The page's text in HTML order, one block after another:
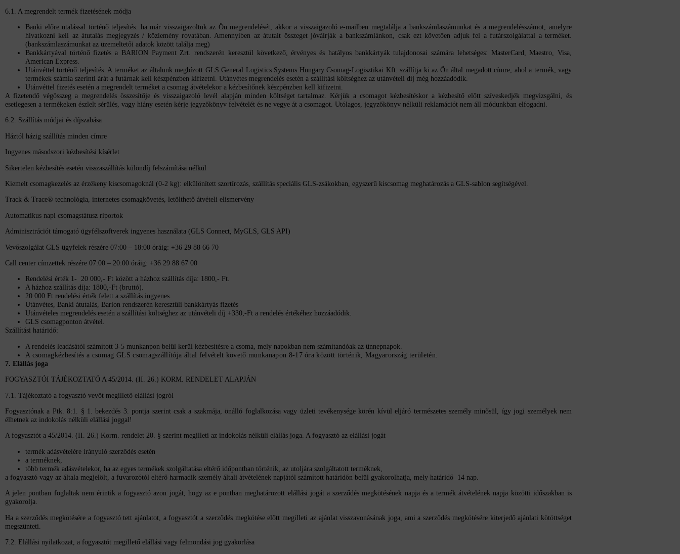
6.1. A megrendelt termék fizetésének módja
Banki előre utalással történő teljesítés: ha már visszaigazoltuk az Ön megrendelését, akkor a visszaigazoló e-mailben megtalálja a bankszámlaszámunkat és a megrendelésszámot, amelyre
hivatkozni kell az átutalás megjegyzés / közlemény rovatában. Amennyiben az átutalt összeget jóváírják a bankszámlánkon, csak ezt követően adjuk fel a futárszolgálattal a terméket.
(bankszámlaszámunkat az üzemeltetői adatok között találja meg)
Bankkártyával történő fizetés a BARION Payment Zrt. rendszerén keresztül következő, érvényes és hatályos bankkártyák tulajdonosai számára lehetséges:
MasterCard, Maestro, Visa,
American Express.
Utánvéttel történő teljesítés: A terméket az általunk megbízott GLS General Logistics Systems Hungary Csomag-Logisztikai Kft. szállítja ki az Ön által megadott címre, ahol a termék, vagy
termékek számla szerinti árát a futárnak kell készpénzben kifizetni. Utánvétes megrendelés esetén a szállítási költséghez az utánvételi díj még hozzáadódik.
Utánvéttel fizetés esetén a megrendelt terméket a csomag átvételekor a kézbesítőnek készpénzben kell kifizetni.
A fizetendő végösszeg a megrendelés összesítője és visszaigazoló levél alapján minden költséget tartalmaz. Kérjük a csomagot kézbesítéskor a kézbesítő előtt szíveskedjék megvizsgálni, és
esetlegesen a termékeken észlelt sérülés, vagy hiány esetén kérje jegyzőkönyv felvételét és ne vegye át a csomagot. Utólagos, jegyzőkönyv nélküli reklamációt nem áll módunkban elfogadni.
6.2. Szállítás módjai és díjszabása
Háztól házig szállítás minden címre
Ingyenes másodszori kézbesítési kísérlet
Sikertelen kézbesítés esetén visszaszállítás különdíj felszámítása nélkül
Kiemelt csomagkezelés az érzékeny kiscsomagoknál (0-2 kg): elkülönített szortírozás, szállítás speciális GLS-zsákokban, egyszerű kiscsomag meghatározás a GLS-sablon segítségével.
Track & Trace® technológia, internetes csomagkövetés, letölthető átvételi elismervény
Automatikus napi csomagstátusz riportok
Adminisztrációt támogató ügyfélszoftverek ingyenes használata (GLS Connect, MyGLS, GLS API)
Vevőszolgálat GLS ügyfelek részére 07:00 – 18:00 óráig: +36 29 88 66 70
Call center címzettek részére 07:00 – 20:00 óráig: +36 29 88 67 00
Rendelési érték 1- 20 000,- Ft között a házhoz szállítás díja: 1800,- Ft.
A házhoz szállítás díja: 1800,-Ft (bruttó).
20 000 Ft rendelési érték felett a szállítás ingyenes.
Utánvétes, Banki átutalás, Barion rendszerén keresztüli bankkártyás fizetés
Utánvételes megrendelés esetén a szállítási költséghez az utánvételi díj +330,-Ft a rendelés értékéhez hozzáadódik.
GLS csomagponton átvétel .
Szállítási határidő:
A rendelés leadásától számított 3-5 munkanpon belül kerül kézbesítésre a csoma, mely napokban nem számítandóak az ünnepnapok.
A csomagkézbesítés a csomag GLS csomagszállítója által felvételt követő munkanapon 8-17 óra között történik, Magyarország területén.
7. Elállás joga
FOGYASZTÓI TÁJÉKOZTATÓ A 45/2014. (II. 26.) KORM. RENDELET ALAPJÁN
7.1. Tájékoztató a fogyasztó vevőt megillető elállási jogról
Fogyasztónak a Ptk. 8:1. § 1. bekezdés 3. pontja szerint csak a szakmája, önálló foglalkozása vagy üzleti tevékenysége körén kívül eljáró természetes személy minősül, így jogi személyek nem
élhetnek az indokolás nélküli elállási joggal!
A fogyasztót a 45/2014. (II. 26.) Korm. rendelet 20. § szerint megilleti az indokolás nélküli elállás joga. A fogyasztó az elállási jogát
termék adásvételére irányuló szerződés esetén
a terméknek,
több termék adásvételekor, ha az egyes termékek szolgáltatása eltérő időpontban történik, az utoljára szolgáltatott terméknek,
a fogyasztó vagy az általa megjelölt, a fuvarozótól eltérő harmadik személy általi átvételének napjától számított határidőn belül gyakorolhatja, mely határidő 14 nap.
A jelen pontban foglaltak nem érintik a fogyasztó azon jogát, hogy az e pontban meghatározott elállási jogát a szerződés megkötésének napja és a termék átvételének napja közötti időszakban is
gyakorolja.
Ha a szerződés megkötésére a fogyasztó tett ajánlatot, a fogyasztót a szerződés megkötése előtt megilleti az ajánlat visszavonásának joga, ami a szerződés megkötésére kiterjedő ajánlati kötöttséget
megszünteti.
7.2. Elállási nyilatkozat, a fogyasztót megillető elállási vagy felmondási jog gyakorlása